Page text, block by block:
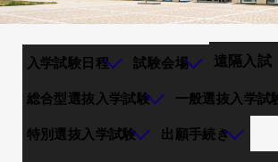
入学試験日程 試験会場 遠隔入試
総合型選抜入学試験 一般選抜入学試
特別選抜入学試験 出願手続き